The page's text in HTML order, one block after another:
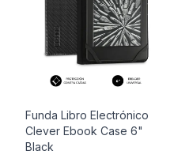
Funda Libro Electrónico
Clever Ebook Case 6"
Black